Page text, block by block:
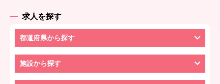
求人を探す
都道府県から探す
施設から探す